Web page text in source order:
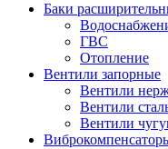
Баки
ГВС
Отопление
Вентили запорные
Вентили
Вентили
Вентили